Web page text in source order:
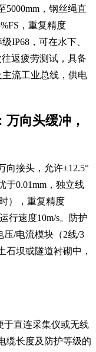
5000mm，钢丝绳直
，重复精度
IP68，可在水下、
返疲劳测试，具备
主流工业总线，供电
向头缓冲，
向接头，允许±12.5°
于0.01mm，独立线
），重复精度
行速度10m/s。防护
压/电流模块（2线/3
石坝或隧道衬砌中，
于直连采集仪或无线
缆长度及防护等级的